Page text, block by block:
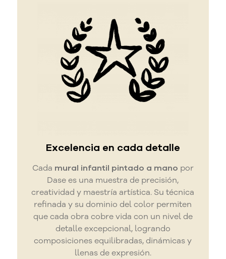
Excelencia en cada detalle
Cada mural infantil pintado a mano por
Dase es una muestra de precisión,
creatividad y maestría artística. Su técnica
refinada y su dominio del color permiten
que cada obra cobre vida con un nivel de
detalle excepcional, logrando
composiciones equilibradas, dinámicas y
llenas de expresión.